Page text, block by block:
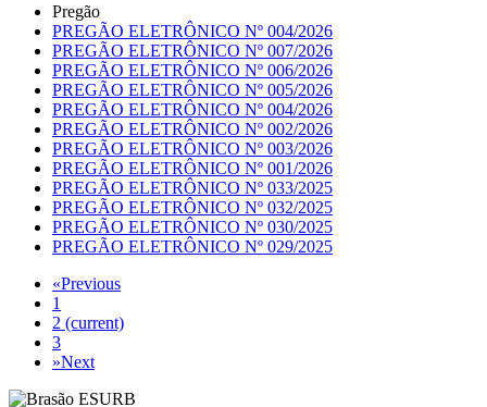
Pregão
PREGÃO ELETRÔNICO Nº 004/2026
PREGÃO ELETRÔNICO Nº 007/2026
PREGÃO ELETRÔNICO Nº 006/2026
PREGÃO ELETRÔNICO Nº 005/2026
PREGÃO ELETRÔNICO Nº 004/2026
PREGÃO ELETRÔNICO Nº 002/2026
PREGÃO ELETRÔNICO Nº 003/2026
PREGÃO ELETRÔNICO Nº 001/2026
PREGÃO ELETRÔNICO Nº 033/2025
PREGÃO ELETRÔNICO Nº 032/2025
PREGÃO ELETRÔNICO Nº 030/2025
PREGÃO ELETRÔNICO Nº 029/2025
«Previous
1
2 (current)
3
»Next